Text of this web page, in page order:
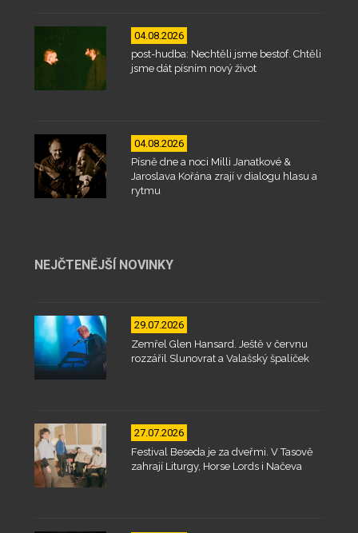
04.08.2026
post-hudba: Nechtěli jsme bestof. Chtěli
jsme dát písním nový život
04.08.2026
Písně dne a noci Milli Janatkové &
Jaroslava Kořána zrají v dialogu hlasu a
rytmu
NEJČTENĚJŠÍ NOVINKY
29.07.2026
Zemřel Glen Hansard. Ještě v červnu
rozzářil Slunovrat a Valašský špalíček
27.07.2026
Festival Beseda je za dveřmi. V Tasově
zahrají Liturgy, Horse Lords i Načeva